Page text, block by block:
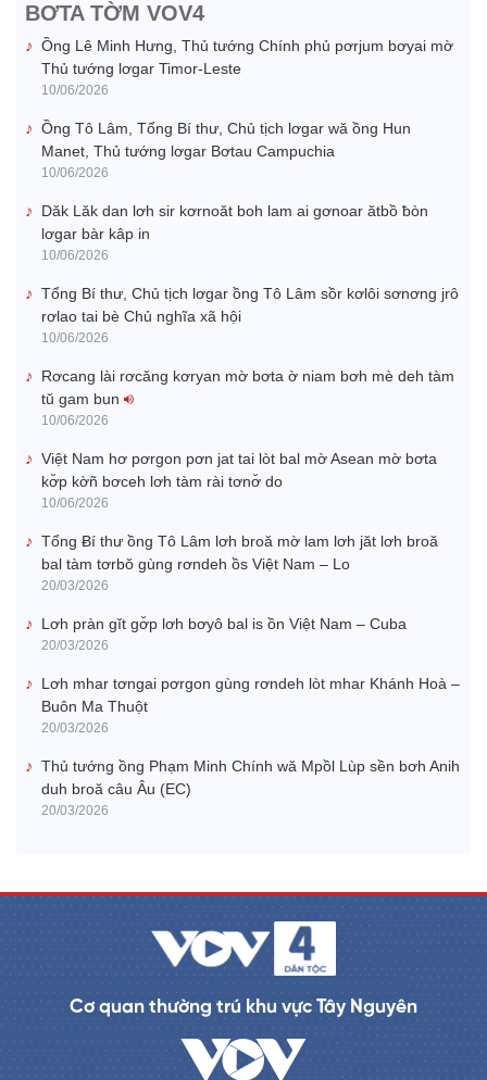
BƠTA TỜM VOV4
Ồng Lê Minh Hưng, Thủ tướng Chính phủ pơrjum bơyai mờ
Thủ tướng lơgar Timor-Leste
10/06/2026
Ồng Tô Lâm, Tổng Bí thư, Chủ tịch lơgar wă ồng Hun
Manet, Thủ tướng lơgar Bơtau Campuchia
10/06/2026
Dăk Lăk dan lơh sir kơrnoăt boh lam ai gơnoar ătbồ ƀòn
lơgar bàr kâp in
10/06/2026
Tổng Bí thư, Chủ tịch lơgar ồng Tô Lâm sồr kơlôi sơnơng jrô
rơlao tai bè Chủ nghĩa xã hội
10/06/2026
Rơcang lài rơcăng kơryan mờ bơta ờ niam bơh mè deh tàm
tŭ gam bun
10/06/2026
Việt Nam hơ pơrgon pơn jat tai lòt bal mờ Asean mờ bơta
kơ̆p kờñ bơceh lơh tàm rài tơnơ̆ do
10/06/2026
Tổng Ƀí thư ồng Tô Lâm lơh broă mờ lam lơh jăt lơh broă
bal tàm tơrbŏ gùng rơndeh ồs Việt Nam – Lo
20/03/2026
Lơh pràn gĭt gơ̆p lơh bơyô bal is ồn Việt Nam – Cuba
20/03/2026
Lơh mhar tơngai pơrgon gùng rơndeh lòt mhar Khánh Hoà –
Buôn Ma Thuột
20/03/2026
Thủ tướng ồng Phạm Minh Chính wă Mpồl Lùp sền bơh Anih
duh broă câu Âu (EC)
20/03/2026
Cơ quan thường trú khu vực Tây Nguyên